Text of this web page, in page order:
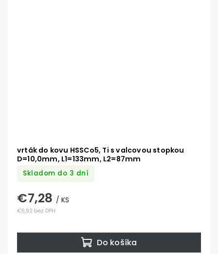
vrták do kovu HSSCo5, Ti s valcovou stopkou
D=10,0mm, L1=133mm, L2=87mm
Skladom do 3 dní
€5,92 bez DPH
€7,28 / KS
Do košíka